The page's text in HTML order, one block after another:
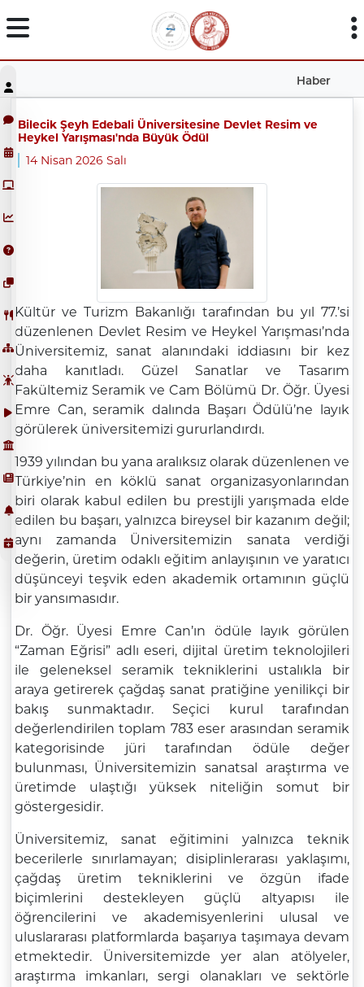
Haber
Bilecik Şeyh Edebali Üniversitesine Devlet Resim ve
Heykel Yarışması'nda Büyük Ödül
14 Nisan 2026 Salı
Kültür ve Turizm Bakanlığı tarafından bu yıl 77.’si
düzenlenen Devlet Resim ve Heykel Yarışması’nda
Üniversitemiz, sanat alanındaki iddiasını bir kez
daha kanıtladı. Güzel Sanatlar ve Tasarım
Fakültemiz Seramik ve Cam Bölümü Dr. Öğr. Üyesi
Emre Can, seramik dalında Başarı Ödülü’ne layık
görülerek üniversitemizi gururlandırdı.
1939 yılından bu yana aralıksız olarak düzenlenen ve
Türkiye’nin en köklü sanat organizasyonlarından
biri olarak kabul edilen bu prestijli yarışmada elde
edilen bu başarı, yalnızca bireysel bir kazanım değil;
aynı zamanda Üniversitemizin sanata verdiği
değerin, üretim odaklı eğitim anlayışının ve yaratıcı
düşünceyi teşvik eden akademik ortamının güçlü
bir yansımasıdır.
Dr. Öğr. Üyesi Emre Can’ın ödüle layık görülen
“Zaman Eğrisi” adlı eseri, dijital üretim teknolojileri
ile geleneksel seramik tekniklerini ustalıkla bir
araya getirerek çağdaş sanat pratiğine yenilikçi bir
bakış sunmaktadır. Seçici kurul tarafından
değerlendirilen toplam 783 eser arasından seramik
kategorisinde jüri tarafından ödüle değer
bulunması, Üniversitemizin sanatsal araştırma ve
üretimde ulaştığı yüksek niteliğin somut bir
göstergesidir.
Üniversitemiz, sanat eğitimini yalnızca teknik
becerilerle sınırlamayan; disiplinlerarası yaklaşımı,
çağdaş üretim tekniklerini ve özgün ifade
biçimlerini destekleyen güçlü altyapısı ile
öğrencilerini ve akademisyenlerini ulusal ve
uluslararası platformlarda başarıya taşımaya devam
etmektedir. Üniversitemizde yer alan atölyeler,
araştırma imkanları, sergi olanakları ve sektörle